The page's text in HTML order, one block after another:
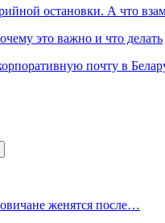
остановки. А что
это важно и что делать
почту в
женятся после…